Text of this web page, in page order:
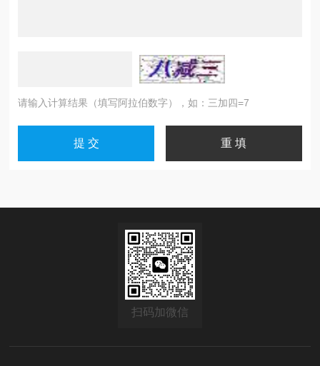
请输入计算结果（填写阿拉伯数字），如：三加四=7
扫码加微信